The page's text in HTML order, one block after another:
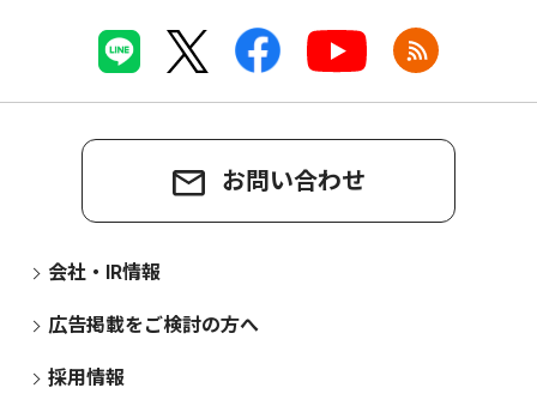
お問い合わせ
会社・IR情報
広告掲載をご検討の方へ
採用情報